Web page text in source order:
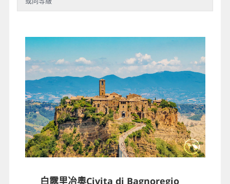
白露里冶奧Civita di Bagnoregio